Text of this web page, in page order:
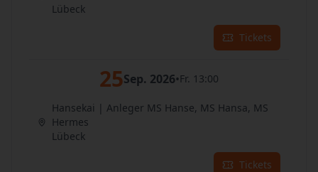
Lübeck
Tickets
25Sep. 2026•Fr. 13:00
Hansekai | Anleger MS Hanse, MS Hansa, MS
Hermes
Lübeck
Tickets